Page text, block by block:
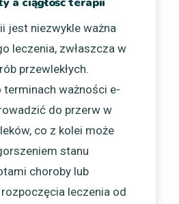
jest niezwykle ważna
leczenia, zwłaszcza w
przewlekłych.
terminach ważności e-
do przerw w
co z kolei może
stanu
choroby lub
leczenia od